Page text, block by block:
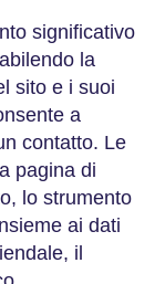
significativo
la
sito e i suoi
a
contatto. Le
pagina di
lo strumento
ai dati
il